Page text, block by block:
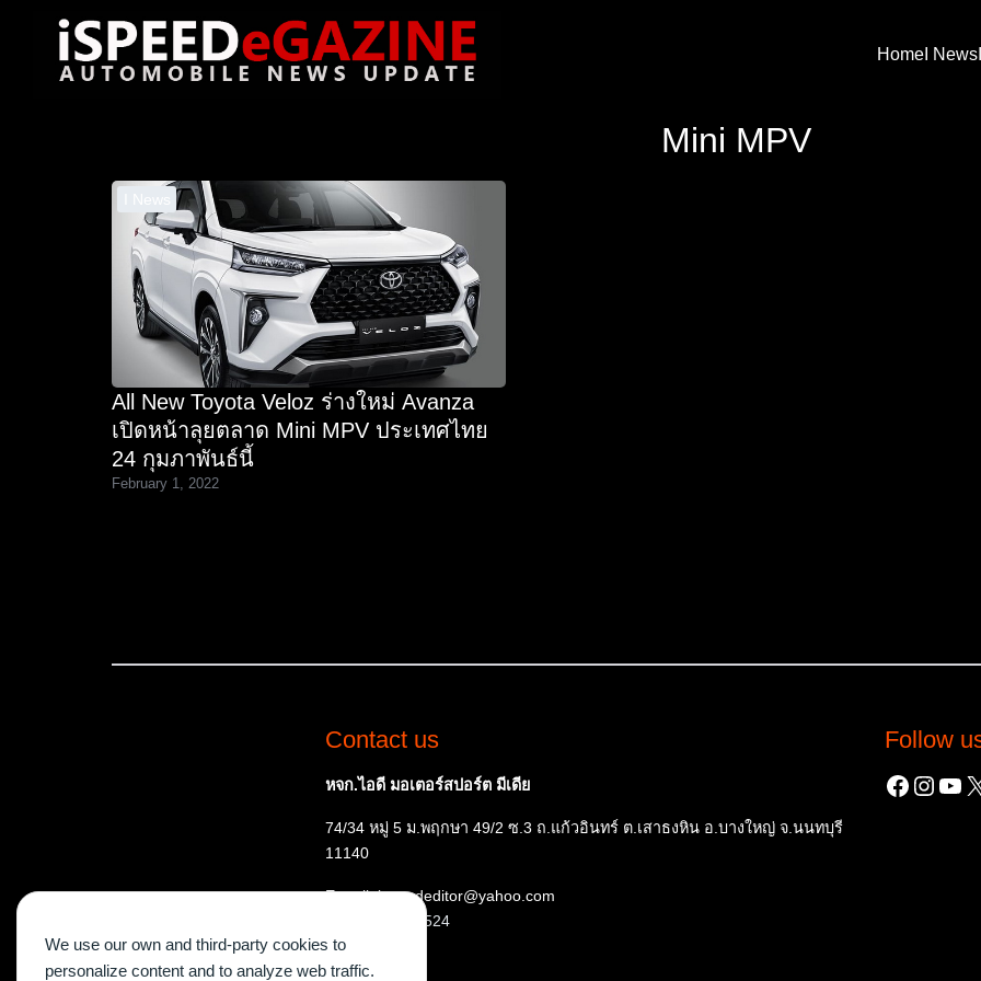
Home I News
Mini MPV
I News
All New Toyota Veloz ร่างใหม่ Avanza
เปิดหน้าลุยตลาด Mini MPV ประเทศไทย
24 กุมภาพันธ์นี้
February 1, 2022
Contact us
หจก.ไอดี มอเตอร์สปอร์ต มีเดีย
74/34 หมู่ 5 ม.พฤกษา 49/2 ซ.3 ถ.แก้วอินทร์ ต.เสาธงหิน อ.บางใหญ่ จ.นนทบุรี
11140
E-mail: ispeededitor@yahoo.com
087 515 7524
Follow
X
We use our own and third-party cookies to
personalize content and to analyze web traffic.